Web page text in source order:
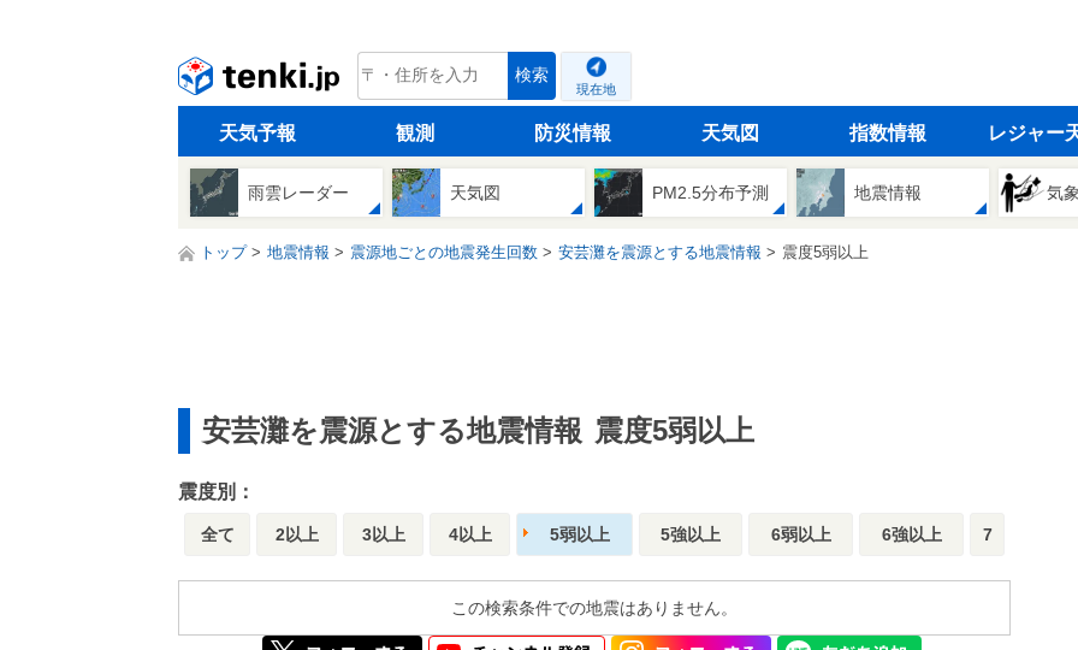
tenki.jp 検索
現在地
天気予報 観測 防災情報 天気図 指数情報 レジャー
雨雲レーダー 天気図 PM2.5分布予測 地震情報 気
トップ 地震情報 震源地ごとの地震発生回数 安芸灘を震源とする地震情報 震度5弱以上
安芸灘を震源とする地震情報 震度5弱以上
震度別：
全て 2以上 3以上 4以上 5弱以上 5強以上 6弱以上 6強以上 7
この検索条件での地震はありません。